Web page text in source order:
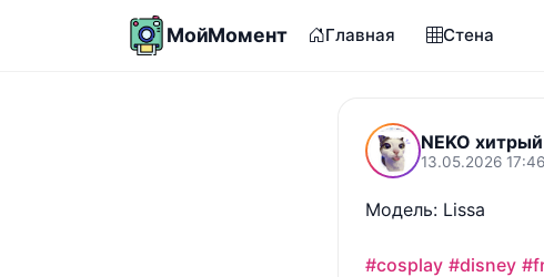
МойМомент Главная Стена
NEKO
13.05.2026 17:46
Модель: Lissa
#cosplay #disney